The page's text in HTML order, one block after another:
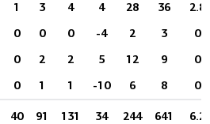
1 3 4 4 28 36 2.8
0 0 0 -4 2 3 0
0 2 2 5 12 9 0
0 1 1 -10 6 8 0
40 91 131 34 244 641 6.2